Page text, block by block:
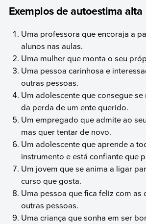
Exemplos de autoestima alta
Uma professora que encoraja a
alunos nas aulas.
Uma mulher que monta o seu
Uma pessoa carinhosa e
outras pessoas.
Um adolescente que consegue
da perda de um ente querido.
Um empregado que admite ao
mas quer tentar de novo.
Um adolescente que aprende a
instrumento e está confiante que
Um jovem que se anima a ligar
curso que gosta.
Uma pessoa que fica feliz com as
outras pessoas.
Uma criança que sonha em ser